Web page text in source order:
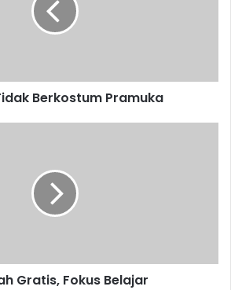
Berkostum Pramuka
Gratis, Fokus Belajar